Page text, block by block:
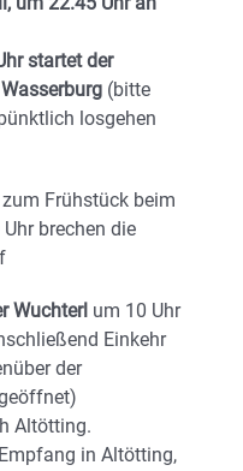
startet der
(bitte
losgehen
Frühstück beim
brechen die
Wuchterl um 10 Uhr
Einkehr
der
Altötting.
in Altötting,